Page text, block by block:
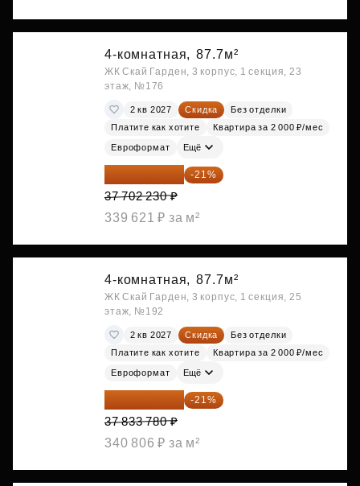
4-комнатная, 87.7м²
ЖК Скай Гарден, 3 корпус, 1 секция, 23
этаж, №176
2 кв 2027 Скидка
Без отделки
Платите как хотите
Квартира за 2 000 ₽/мес
Евроформат Ещё
29 784 762 ₽ -21%
37 702 230 ₽
339 621 ₽ за м²
4-комнатная, 87.7м²
ЖК Скай Гарден, 3 корпус, 1 секция, 25
этаж, №192
2 кв 2027 Скидка
Без отделки
Платите как хотите
Квартира за 2 000 ₽/мес
Евроформат Ещё
29 888 686 ₽ -21%
37 833 780 ₽
340 806 ₽ за м²